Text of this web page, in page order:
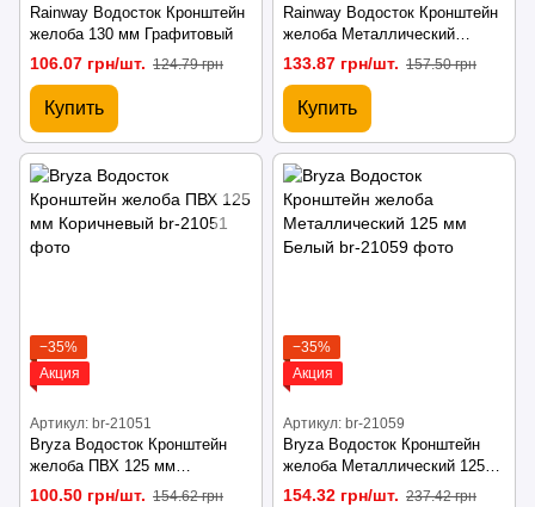
Rainway Водосток Кронштейн
желоба 130 мм Графитовый
106.07 грн/шт. 124.79 грн
Купить
Rainway Водосток Кронштейн
желоба Металлический
прямой 130 мм Графітовий
133.87 грн/шт. 157.50 грн
Купить
−35%
Акция
Артикул: br-21051
Bryza Водосток Кронштейн
желоба ПВХ 125 мм
Коричневый
100.50 грн/шт. 154.62 грн
−35%
Акция
Артикул: br-21059
Bryza Водосток Кронштейн
желоба Металлический 125
мм Белый
154.32 грн/шт. 237.42 грн